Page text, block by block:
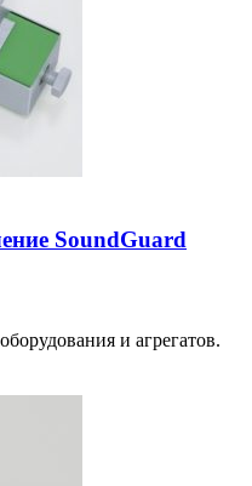
SoundGuard
и агрегатов.